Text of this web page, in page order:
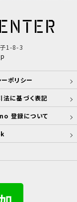
1-8-3
ポリシー
法に基づく表記
登録について